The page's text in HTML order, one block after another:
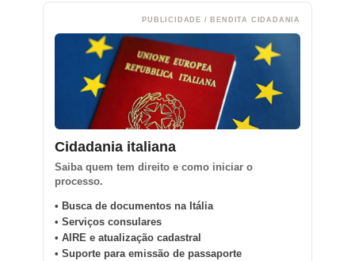
PUBLICIDADE / BENDITA CIDADANIA
Cidadania italiana
Saiba quem tem direito e como iniciar o
processo.
• Busca de documentos na Itália
• Serviços consulares
• AIRE e atualização cadastral
• Suporte para emissão de passaporte